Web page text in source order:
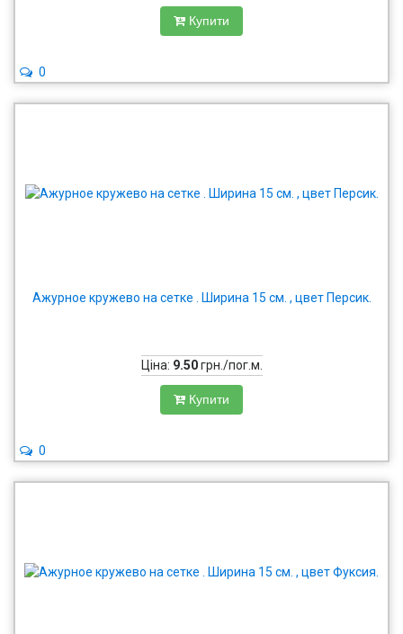
Купити
0
Ажурное кружево на сетке . Ширина 15 см. , цвет Персик.
Ціна: 9.50грн./пог.м.
Купити
0